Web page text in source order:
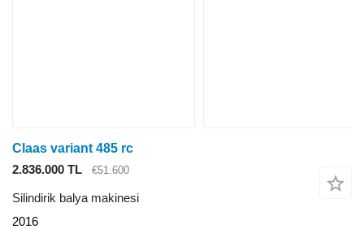
Claas variant 485 rc
2.836.000 TL
€51.600
Silindirik balya makinesi
2016